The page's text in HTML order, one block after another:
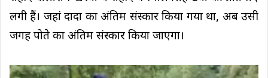
लगी हैं। जहां दादा का अंतिम संस्कार किया गया था, अब उसी
जगह पोते का अंतिम संस्कार किया जाएगा।